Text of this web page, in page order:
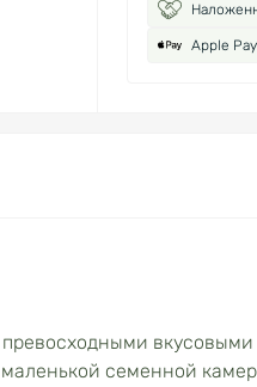
Apple Pay
вкусовыми
семенной